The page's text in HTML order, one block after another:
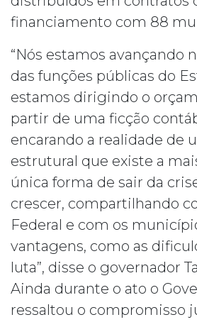
financiamento com 88
“Nós estamos avançando
das funções públicas do
estamos dirigindo o
partir de uma ficção
encarando a realidade de
estrutural que existe a
única forma de sair da
crescer, compartilhando
Federal e com os
vantagens, como as
luta”, disse o governador
Ainda durante o ato o
ressaltou o compromisso